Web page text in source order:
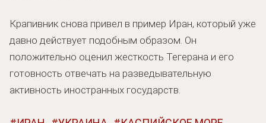
Крапивник снова привел в пример Иран, который уже
давно действует подобным образом. Он
положительно оценил жесткость Тегерана и его
готовность отвечать на разведывательную
активность иностранных государств.